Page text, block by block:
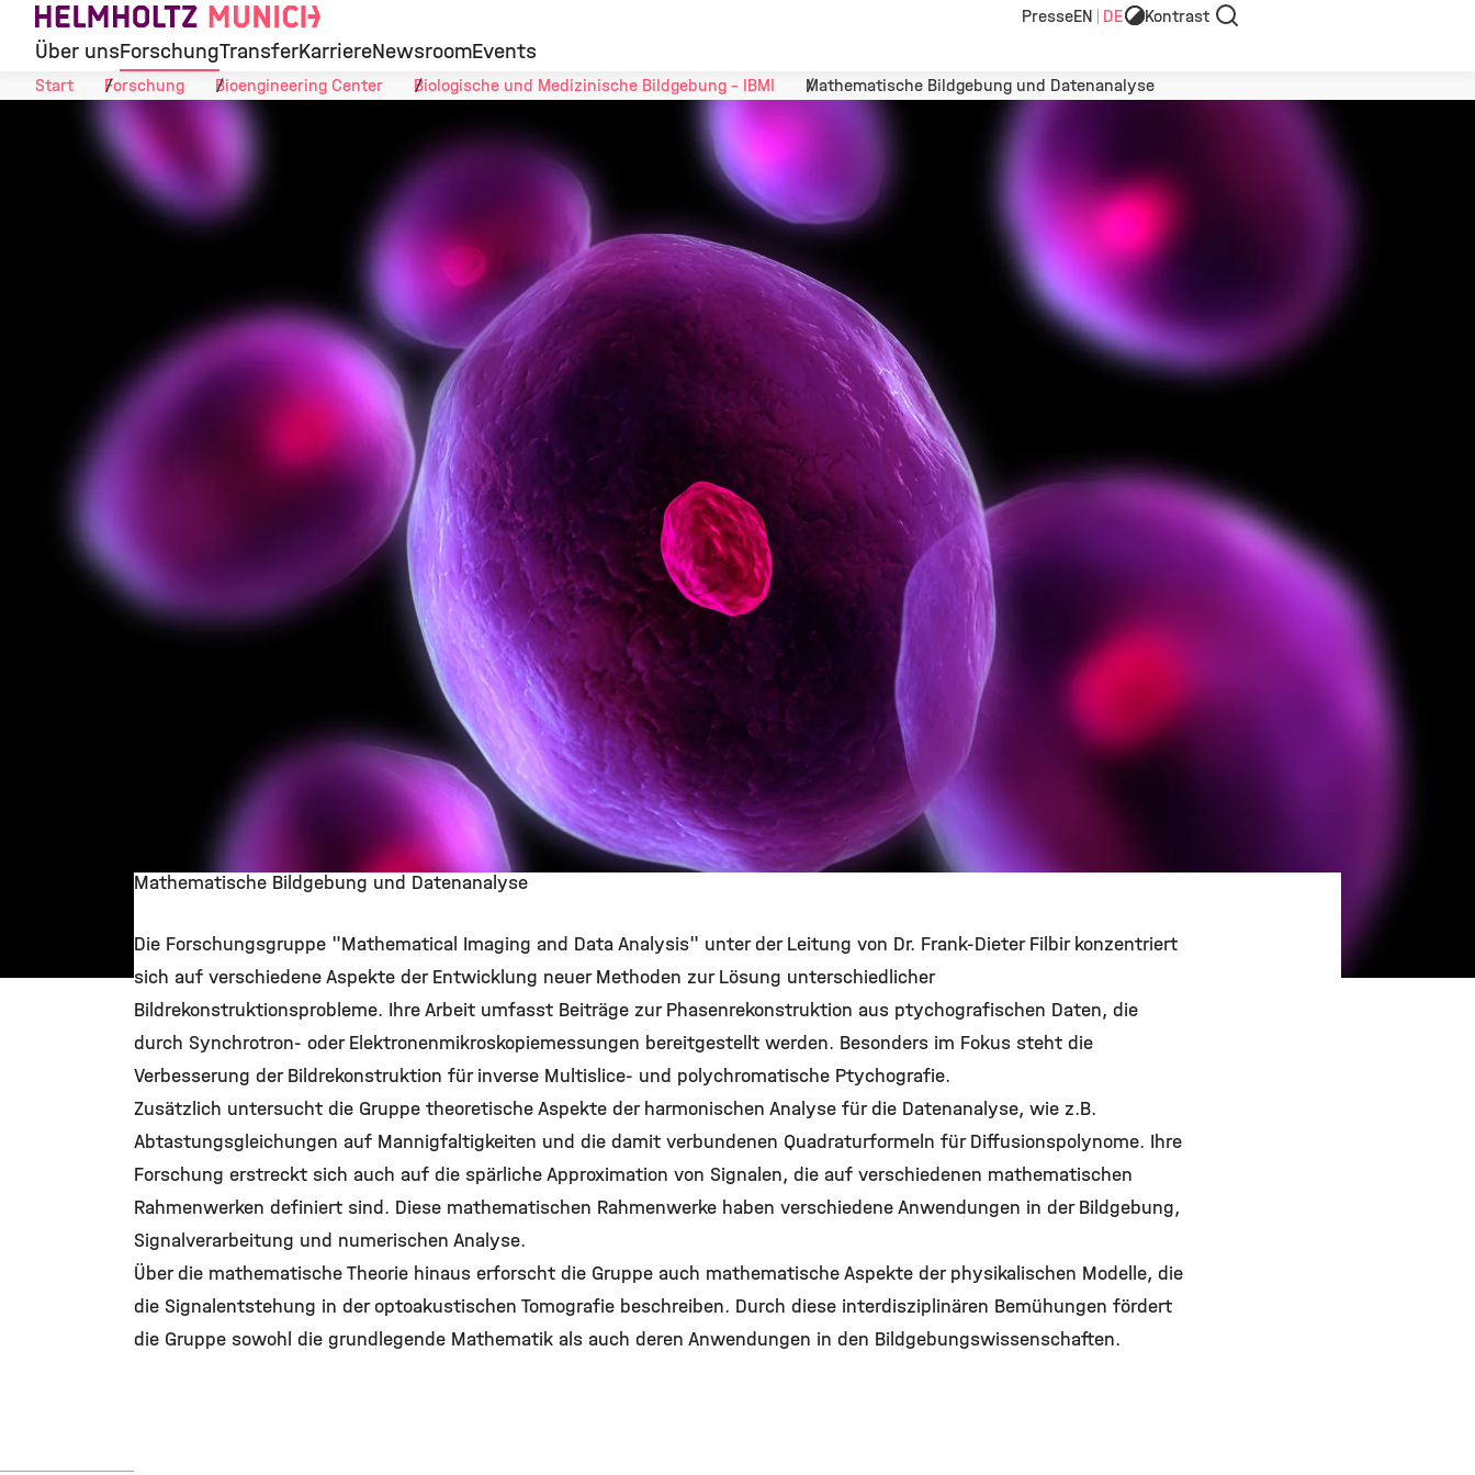
Skip to Content PresseEN DE Kontrast Suche
Über unsForschungTransferKarriereNewsroomEvents
Start Forschung Bioengineering Center Biologische und Medizinische Bildgebung - IBMI Mathematische Bildgebung und Datenanalyse
Mathematische Bildgebung und Datenanalyse
Die Forschungsgruppe "Mathematical Imaging and Data Analysis" unter der Leitung von Dr. Frank-Dieter Filbir konzentriert
sich auf verschiedene Aspekte der Entwicklung neuer Methoden zur Lösung unterschiedlicher
Bildrekonstruktionsprobleme. Ihre Arbeit umfasst Beiträge zur Phasenrekonstruktion aus ptychografischen Daten, die
durch Synchrotron- oder Elektronenmikroskopiemessungen bereitgestellt werden. Besonders im Fokus steht die
Verbesserung der Bildrekonstruktion für inverse Multislice- und polychromatische Ptychografie.
Zusätzlich untersucht die Gruppe theoretische Aspekte der harmonischen Analyse für die Datenanalyse, wie z.B.
Abtastungsgleichungen auf Mannigfaltigkeiten und die damit verbundenen Quadraturformeln für Diffusionspolynome. Ihre
Forschung erstreckt sich auch auf die spärliche Approximation von Signalen, die auf verschiedenen mathematischen
Rahmenwerken definiert sind. Diese mathematischen Rahmenwerke haben verschiedene Anwendungen in der Bildgebung,
Signalverarbeitung und numerischen Analyse.
Über die mathematische Theorie hinaus erforscht die Gruppe auch mathematische Aspekte der physikalischen Modelle, die
die Signalentstehung in der optoakustischen Tomografie beschreiben. Durch diese interdisziplinären Bemühungen fördert
die Gruppe sowohl die grundlegende Mathematik als auch deren Anwendungen in den Bildgebungswissenschaften.